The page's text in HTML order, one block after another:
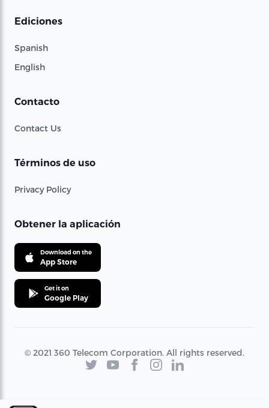
Ediciones
Spanish
English
Contacto
Contact Us
Términos de uso
Privacy Policy
Obtener la aplicación
Download on the
App Store
Get it on
Google Play
© 2021 360 Telecom Corporation. All rights reserved.